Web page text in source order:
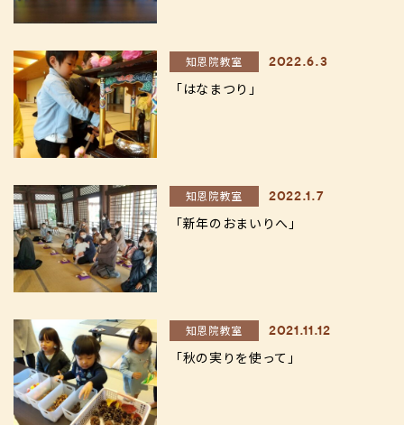
知恩院教室 2022.6.3
「はなまつり」
知恩院教室 2022.1.7
「新年のおまいりへ」
知恩院教室 2021.11.12
「秋の実りを使って」